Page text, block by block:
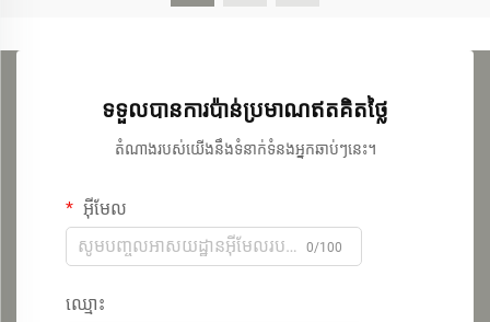
ទទួលបានការប៉ាន់ប្រមាណឥតគិតថ្លៃ
តំណាងរបស់យើងនឹងទំនាក់ទំនងអ្នកឆាប់ៗនេះ។
អ៊ីមែល
0/100
ឈ្មោះ